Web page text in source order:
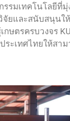
รมเทคโนโลยี
ยและสนับสนุนใ
ตรครบวงจร
ะเทศไทยให้ส